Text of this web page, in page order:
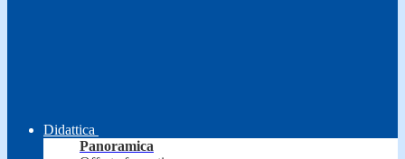
Didattica
Panoramica